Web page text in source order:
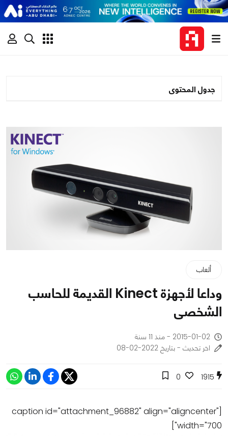
جدول المحتوى
ألعاب
وداعا لأجهزة Kinect القديمة للحاسب
الشخصى
2015-01-02 - منذ 11 سنة
اخر تحديث - بتاريخ 2022-02-08
1915
0
[caption id="attachment_96882" align="aligncenter"
width="700"]